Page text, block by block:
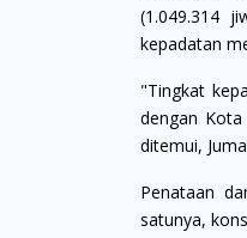
(1.049.314
kepadatan
"Tingkat
dengan
ditemui,
Penataan
satunya,